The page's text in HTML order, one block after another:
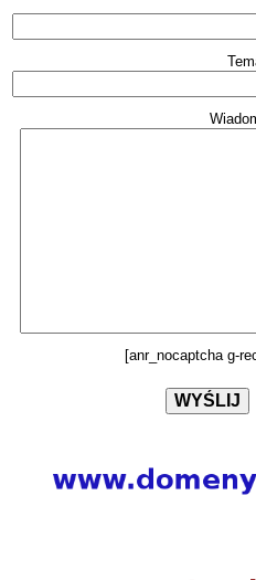
[anr_nocaptcha g-